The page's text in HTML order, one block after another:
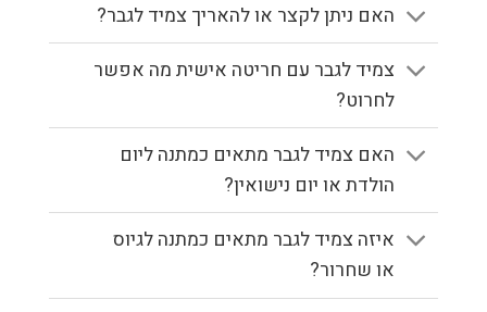
האם ניתן לקצר או להאריך צמיד לגבר?
צמיד לגבר עם חריטה אישית מה אפשר
לחרוט?
האם צמיד לגבר מתאים כמתנה ליום
הולדת או יום נישואין?
איזה צמיד לגבר מתאים כמתנה לגיוס
או שחרור?